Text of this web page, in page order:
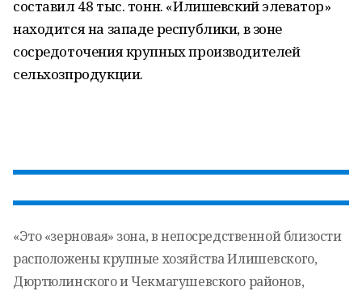
составил 48 тыс. тонн. «Илишевский элеватор»
находится на западе республики, в зоне
сосредоточения крупных производителей
сельхозпродукции.
«Это «зерновая» зона, в непосредственной близости
расположены крупные хозяйства Илишевского,
Дюртюлинского и Чекмагушевского районов,